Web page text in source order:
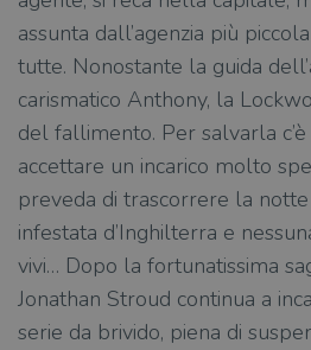
assunta dall’agenzia più
tutte. Nonostante la guida
carismatico Anthony, la
del fallimento. Per salvarla
accettare un incarico molto
preveda di trascorrere la
infestata d’Inghilterra e
vivi… Dopo la fortunatissima
Jonathan Stroud continua a
serie da brivido, piena di